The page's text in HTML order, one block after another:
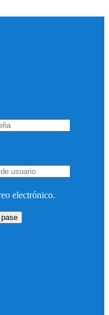
electrónico.